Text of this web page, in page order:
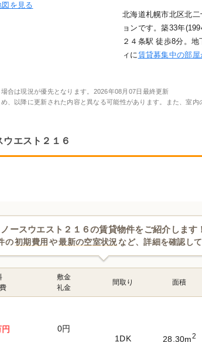
図を見る
北海道札幌市北区北
ョンです。築33年
２４条駅 徒歩8分。
ィに賃貸募集中の部
合は現況が優先となります。 2026年08月07日最終更新
、以降に更新された内容と異なる可能性があります。また、室
ウエスト２１６
ノースウエスト２１６の賃貸物件をご紹介します！
の初期費用 や最新の空室状況など、詳細を確認し
敷金
礼金
間取り 面積
0円
1DK 28.30m2